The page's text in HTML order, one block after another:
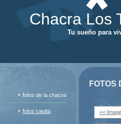
Chacra Los
Tu sueño para
fotos de la chacra
fotos casita
FOTOS
<<